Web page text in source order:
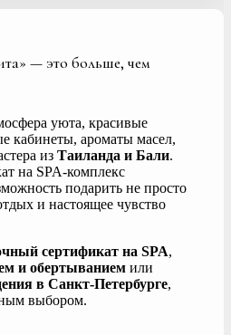
— это больше, чем
уюта, красивые
кабинеты, ароматы масел,
из Таиланда и Бали.
на SPA-комплекс
подарить не просто
и настоящее чувство
сертификат на SPA,
и обертыванием или
в Санкт-Петербурге,
выбором.